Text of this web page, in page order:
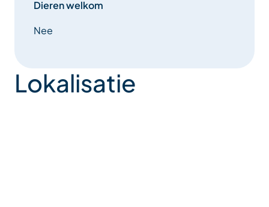
Dieren welkom
Nee
Lokalisatie